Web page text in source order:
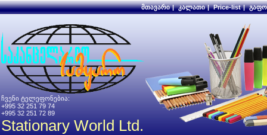
მთავარი | კალათი | Price-list |
ჩვენი ტელეფონებია:
+995 32 251 79 74
+995 32 251 72 89
Stationary World Ltd.